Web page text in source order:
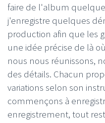
faire de l'album
j'enregistre quelques
production afin que les
une idée précise de là
nous nous réunissons,
des détails. Chacun
variations selon son
commençons à
enregistrement, tout